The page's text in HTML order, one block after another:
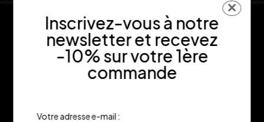
Inscrivez-vous à notre
newsletter et recevez
-10% sur votre 1ère
commande
Votre adresse e-mail :
✕